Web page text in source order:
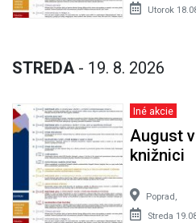
Utorok
STREDA- 19. 8. 2026
Iné akcie
August
knižnici
Poprad,
Streda